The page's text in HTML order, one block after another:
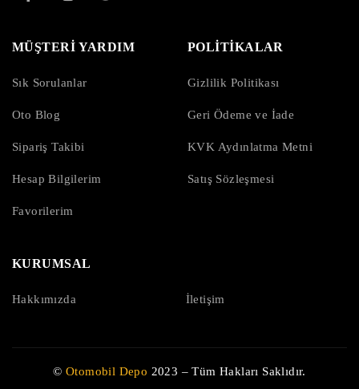
MÜŞTERİ YARDIM
Sık Sorulanlar
Oto Blog
Sipariş Takibi
Hesap Bilgilerim
Favorilerim
POLİTİKALAR
Gizlilik Politikası
Geri Ödeme ve İade
KVK Aydınlatma Metni
Satış Sözleşmesi
KURUMSAL
Hakkımızda İletişim
© Otomobil Depo 2023 – Tüm Hakları Saklıdır.